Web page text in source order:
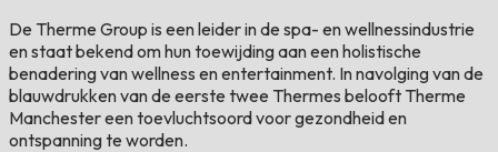
De Therme Group is een leider in de spa- en wellnessindustrie
en staat bekend om hun toewijding aan een holistische
benadering van wellness en entertainment. In navolging van de
blauwdrukken van de eerste twee Thermes belooft Therme
Manchester een toevluchtsoord voor gezondheid en
ontspanning te worden.